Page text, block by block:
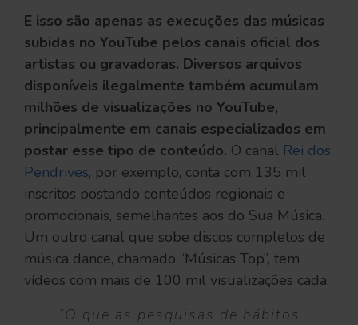
E isso são apenas as execuções das músicas
subidas no YouTube pelos canais oficial dos
artistas ou gravadoras. Diversos arquivos
disponíveis ilegalmente também acumulam
milhões de visualizações no YouTube,
principalmente em canais especializados em
postar esse tipo de conteúdo. O canal Rei dos
Pendrives, por exemplo, conta com 135 mil
inscritos postando conteúdos regionais e
promocionais, semelhantes aos do Sua Música.
Um outro canal que sobe discos completos de
música dance, chamado “Músicas Top”, tem
vídeos com mais de 100 mil visualizações cada.
“O que as pesquisas de hábitos